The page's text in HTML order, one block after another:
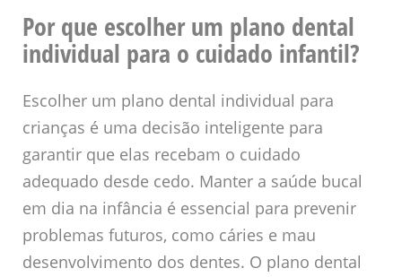
Por que escolher um plano dental
individual para o cuidado infantil?
Escolher um plano dental individual para
crianças é uma decisão inteligente para
garantir que elas recebam o cuidado
adequado desde cedo. Manter a saúde bucal
em dia na infância é essencial para prevenir
problemas futuros, como cáries e mau
desenvolvimento dos dentes. O plano dental